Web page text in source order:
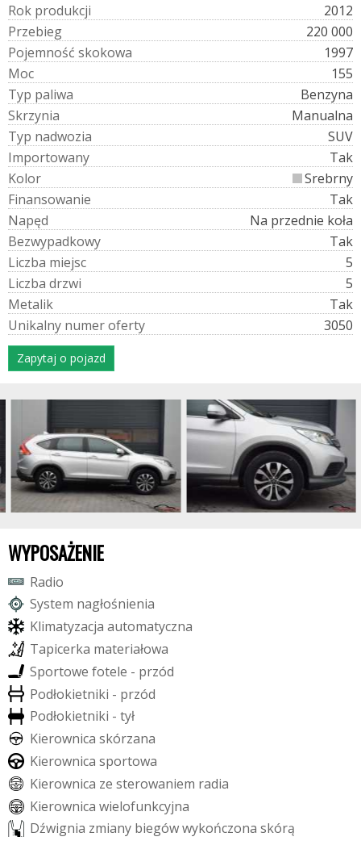
Rok produkcji
2012
Przebieg
220 000
Pojemność skokowa
1997
Moc
155
Typ paliwa
Benzyna
Skrzynia
Manualna
Typ nadwozia
SUV
Importowany
Tak
Kolor
Srebrny
Finansowanie
Tak
Napęd
Na przednie koła
Bezwypadkowy
Tak
Liczba miejsc
5
Liczba drzwi
5
Metalik
Tak
Unikalny numeroferty 3050
Zapytaj o pojazd
WYPOSAŻENIE
Radio
System nagłośnienia
Klimatyzacja automatyczna
Tapicerka materiałowa
Sportowe fotele - przód
Podłokietniki - przód
Podłokietniki - tył
Kierownica skórzana
Kierownica sportowa
Kierownica ze sterowaniem radia
Kierownica wielofunkcyjna
Dźwignia zmiany biegówwykończona skórą